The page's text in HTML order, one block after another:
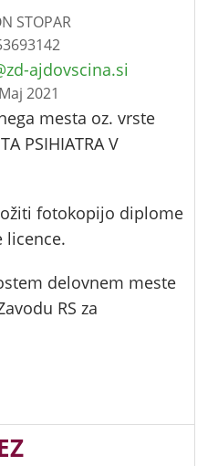
STOPAR
ajdovscina.si
2021
mesta oz. vrste
PSIHIATRA V
fotokopijo diplome
licence.
delovnem meste
RS za